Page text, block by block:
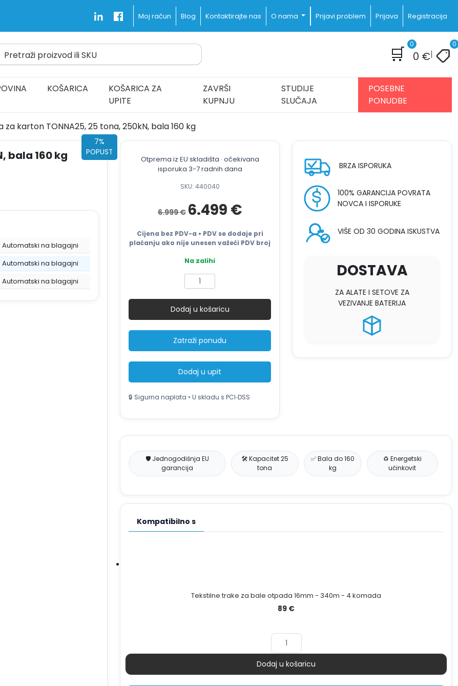
Moj račun Blog Kontaktirajte nas O nama Prijavi problem Prijava Registracija
Fast and Free
Pretraži proizvod ili SKU 🛒 0
0 €|
0
KOŠARICA
KOŠARICA ZA
UPITE
ZAVRŠI
KUPNJU
STUDIJE
SLUČAJA
POSEBNE
PONUDBE
za karton TONNA25, 25 tona, 250kN, bala 160 kg
bala 160 kg
7%
POPUST
Automatski na blagajni
Automatski na blagajni
Automatski na blagajni
Otprema iz EU skladišta · očekivana
isporuka 3-7 radnih dana
SKU: 440040
6.999€
Izvorna
cijena
je:
6.999 €.
6.499 €cijena
6.499 €.
Cijena bez PDV-a • PDV se dodaje pri
plaćanju ako nije unesen važeći PDV broj
Na zalihi
Preša
za
karton
TONNA25,
25
tona,
250kN,
bala
160
kg
Dodaj u košaricu
Zatraži ponudu
Dodaj u upit
🔒 Sigurna naplata • U skladu s PCI‑DSS
BRZA ISPORUKA
100% GARANCIJA POVRATA
NOVCA I ISPORUKE
VIŠE OD 30 GODINA ISKUSTVA
DOSTAVA
ZA ALATE I SETOVE ZA
VEZIVANJE BATERIJA
🛡️ Jednogodišnja EU
garancija
🛠️ Kapacitet 25
tona
✅ Bala do 160
kg
♻️ Energetski
učinkovit
Kompatibilno s
Tekstilne trake za bale otpada 16mm - 340m - 4 komada
89 €
Količina
Dodaj u košaricu